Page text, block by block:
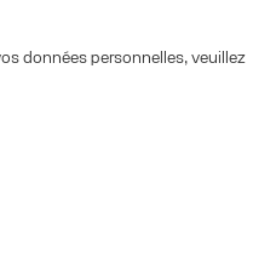
données personnelles, veuillez